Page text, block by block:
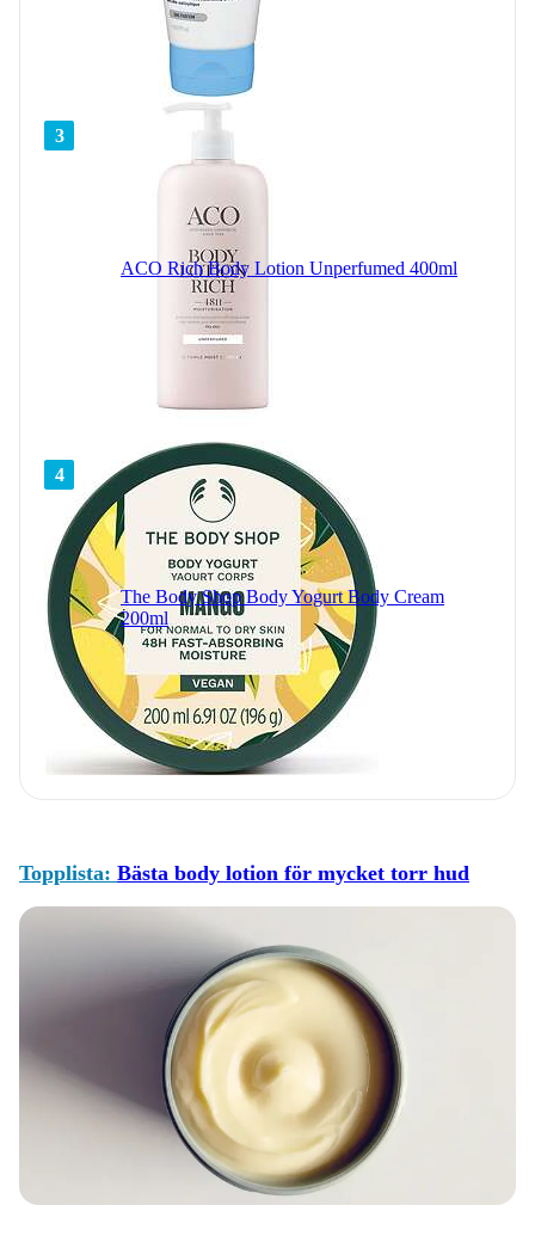
3
ACO Rich Body Lotion Unperfumed 400ml
4
The Body Shop Body Yogurt Body Cream
200ml
Topplista: Bästa body lotion för mycket torr hud